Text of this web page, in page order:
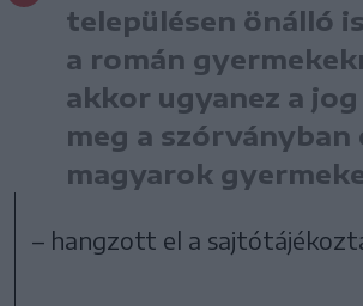
településen önálló
a román
akkor ugyanez a
meg a szórványban
magyarok
– hangzott el a